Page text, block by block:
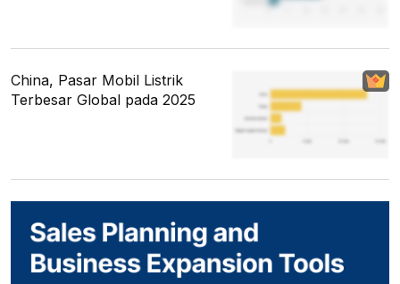
China, Pasar Mobil Listrik
Terbesar Global pada 2025